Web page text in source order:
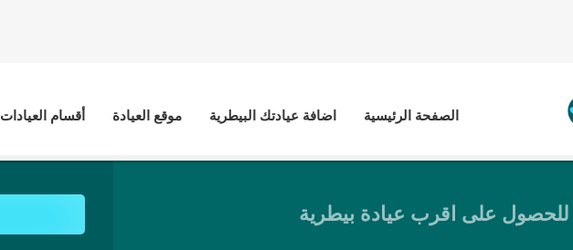
الصفحة الرئيسية اضافة عيادتك البيطرية موقع العيادة أقسام العيادات
للحصول على اقرب عيادة بيطرية